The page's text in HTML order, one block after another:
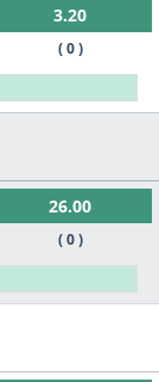
3.20
( 0 )
26.00
( 0 )